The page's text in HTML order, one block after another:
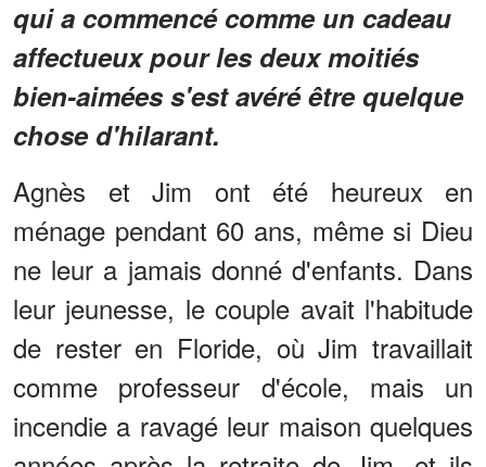
qui a commencé comme un cadeau
affectueux pour les deux moitiés
bien-aimées s'est avéré être quelque
chose d'hilarant.
Agnès et Jim ont été heureux en
ménage pendant 60 ans, même si Dieu
ne leur a jamais donné d'enfants. Dans
leur jeunesse, le couple avait l'habitude
de rester en Floride, où Jim travaillait
comme professeur d'école, mais un
incendie a ravagé leur maison quelques